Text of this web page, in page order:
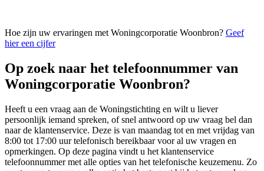
Hoe zijn uw ervaringen met Woningcorporatie Woonbron? Geef
hier een cijfer
Op zoek naar het telefoonnummer van
Woningcorporatie Woonbron?
Heeft u een vraag aan de Woningstichting en wilt u liever
persoonlijk iemand spreken, of snel antwoord op uw vraag bel dan
naar de klantenservice. Deze is van maandag tot en met vrijdag van
8:00 tot 17:00 uur telefonisch bereikbaar voor al uw vragen en
opmerkingen. Op deze pagina vindt u het klantenservice
telefoonnummer met alle opties van het telefonische keuzemenu. Zo